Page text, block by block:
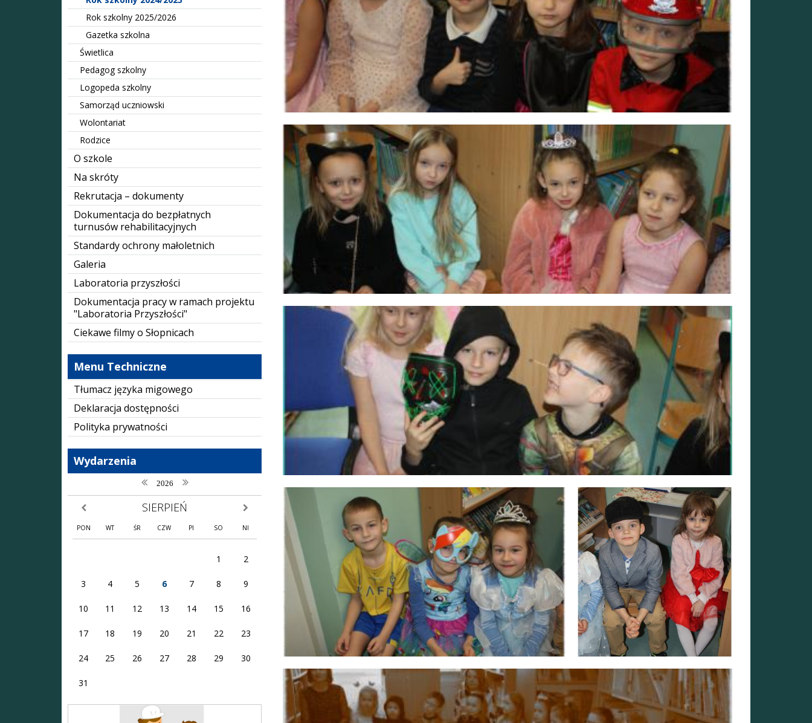
Rok szkolny 2025/2026
Gazetka szkolna
Świetlica
Pedagog szkolny
Logopeda szkolny
Samorząd uczniowski
Wolontariat
Rodzice
O szkole
Na skróty
Rekrutacja – dokumenty
Dokumentacja do bezpłatnych
turnusów rehabilitacyjnych
Standardy ochrony małoletnich
Galeria
Laboratoria przyszłości
Dokumentacja pracy w ramach projektu
"Laboratoria Przyszłości"
Ciekawe filmy o Słopnicach
Menu Techniczne
Tłumacz języka migowego
Deklaracja dostępności
Polityka prywatności
Wydarzenia
poprzedni rok
2026 następny rok
poprzedni miesiąc SIERPIEŃ następny miesiąc
PON WT ŚR CZW PI SO NI
1 2
3 4 5 6 7 8 9
10 11 12 13 14 15 16
17 18 19 20 21 22 23
24 25 26 27 28 29 30
31
Stołówka